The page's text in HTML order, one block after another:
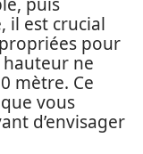
il est crucial
pour
hauteur ne
mètre. Ce
vous
d’envisager